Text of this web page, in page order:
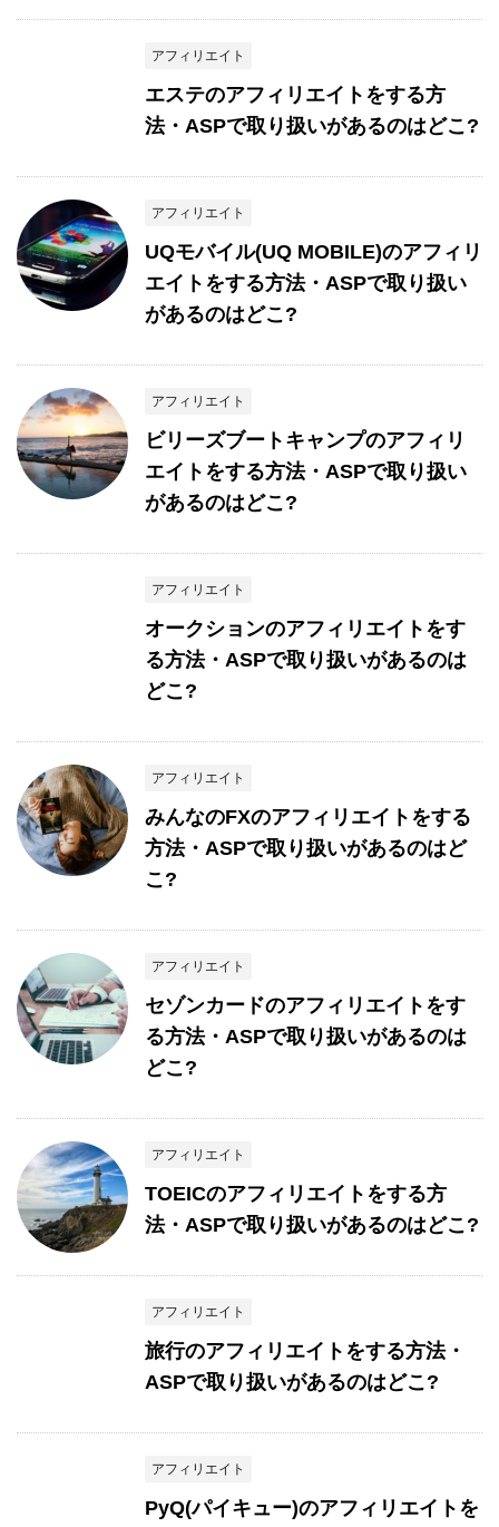
アフィリエイト
エステのアフィリエイトをする方
法・ASPで取り扱いがあるのはどこ?
アフィリエイト
UQモバイル(UQ MOBILE)のアフィリ
エイトをする方法・ASPで取り扱い
があるのはどこ?
アフィリエイト
ビリーズブートキャンプのアフィリ
エイトをする方法・ASPで取り扱い
があるのはどこ?
アフィリエイト
オークションのアフィリエイトをす
る方法・ASPで取り扱いがあるのは
どこ?
アフィリエイト
みんなのFXのアフィリエイトをする
方法・ASPで取り扱いがあるのはど
こ?
アフィリエイト
セゾンカードのアフィリエイトをす
る方法・ASPで取り扱いがあるのは
どこ?
アフィリエイト
TOEICのアフィリエイトをする方
法・ASPで取り扱いがあるのはどこ?
アフィリエイト
旅行のアフィリエイトをする方法・
ASPで取り扱いがあるのはどこ?
アフィリエイト
PyQ(パイキュー)のアフィリエイトを